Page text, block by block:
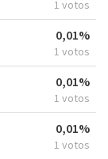
1 votos
0,01%
1 votos
0,01%
1 votos
0,01%
1 votos